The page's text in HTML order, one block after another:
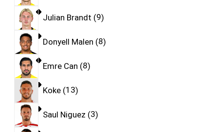
Julian Brandt 9
Donyell Malen 8
Emre Can 8
Koke 13
Saul Niguez 3